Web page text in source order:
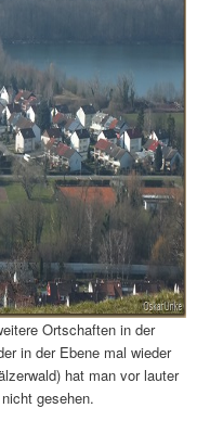
Ortschaften in der
in der Ebene mal wieder
hat man vor lauter
gesehen.